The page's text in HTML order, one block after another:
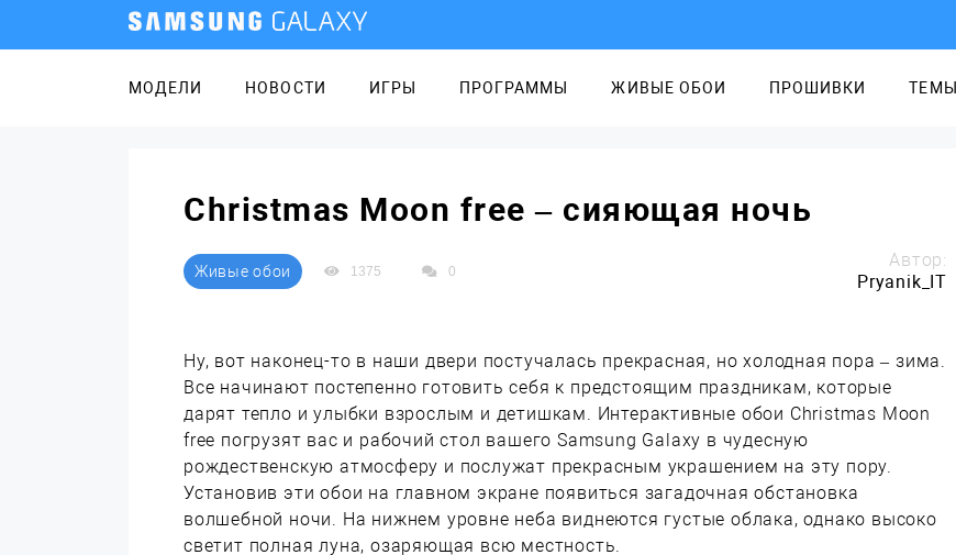
МОДЕЛИ НОВОСТИ ИГРЫ ПРОГРАММЫ ЖИВЫЕ ОБОИ ПРОШИВКИ ТЕМЫ
Christmas Moon free – сияющая ночь
Живые обои 1375 0
Автор:
Pryanik_IT
Ну, вот наконец-то в наши двери постучалась прекрасная, но холодная пора – зима.
Все начинают постепенно готовить себя к предстоящим праздникам, которые
дарят тепло и улыбки взрослым и детишкам. Интерактивные обои Christmas Moon
free погрузят вас и рабочий стол вашего Samsung Galaxy в чудесную
рождественскую атмосферу и послужат прекрасным украшением на эту пору.
Установив эти обои на главном экране появиться загадочная обстановка
волшебной ночи. На нижнем уровне неба виднеются густые облака, однако высоко
светит полная луна, озаряющая всю местность.